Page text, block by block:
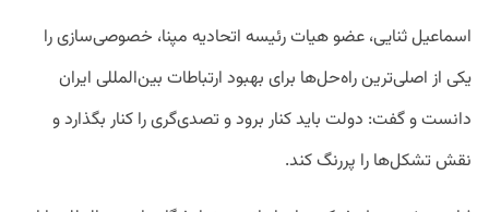
اسماعیل ثنایی، عضو هیات رئیسه اتحادیه مپنا، خصوصی‌سازی را
یکی از اصلی‌ترین راه‌حل‌ها برای بهبود ارتباطات بین‌المللی ایران
دانست و گفت: دولت باید کنار برود و تصدی‌گری را کنار بگذارد و
نقش تشکل‌ها را پررنگ کند.